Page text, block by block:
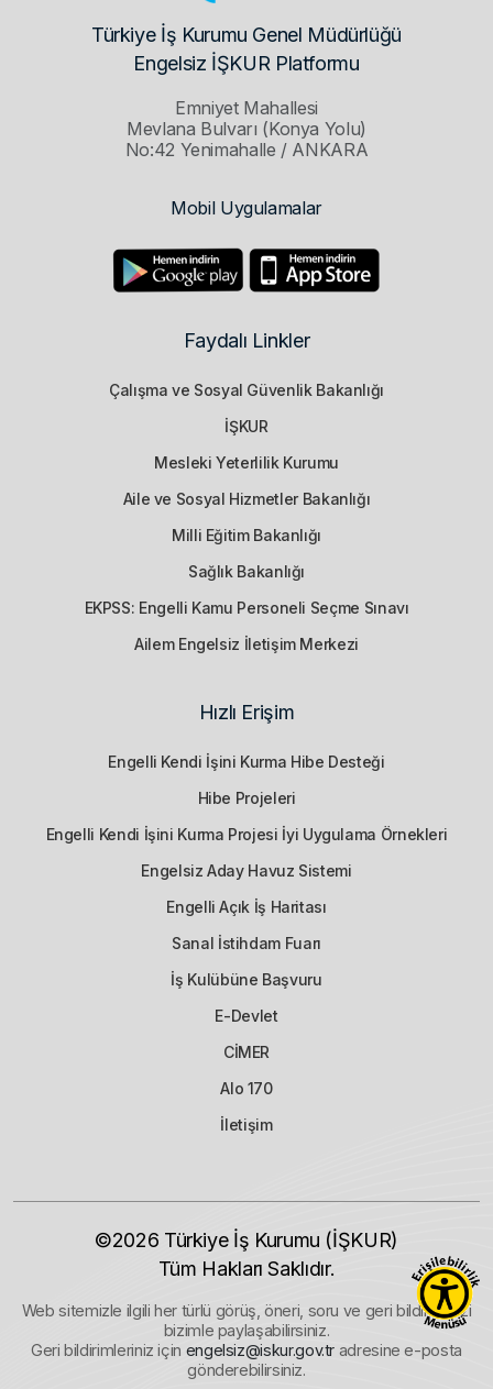
Türkiye İş Kurumu Genel Müdürlüğü
Engelsiz İŞKUR Platformu
Emniyet Mahallesi
Mevlana Bulvarı (Konya Yolu)
No:42 Yenimahalle / ANKARA
Mobil Uygulamalar
Faydalı Linkler
Çalışma ve Sosyal Güvenlik Bakanlığı
İŞKUR
Mesleki Yeterlilik Kurumu
Aile ve Sosyal Hizmetler Bakanlığı
Milli Eğitim Bakanlığı
Sağlık Bakanlığı
EKPSS: Engelli Kamu Personeli Seçme Sınavı
Ailem Engelsiz İletişim Merkezi
Hızlı Erişim
Engelli Kendi İşini Kurma Hibe Desteği
Hibe Projeleri
Engelli Kendi İşini Kurma Projesi İyi Uygulama Örnekleri
Engelsiz Aday Havuz Sistemi
Engelli Açık İş Haritası
Sanal İstihdam Fuarı
İş Kulübüne Başvuru
E-Devlet
CİMER
Alo 170
İletişim
©2026 Türkiye İş Kurumu (İŞKUR)
Tüm Hakları Saklıdır.
Web sitemizle ilgili her türlü görüş, öneri, soru ve geri bildiriminizi
bizimle paylaşabilirsiniz.
Geri bildirimleriniz için engelsiz@iskur.gov.tr adresine e-posta
gönderebilirsiniz.